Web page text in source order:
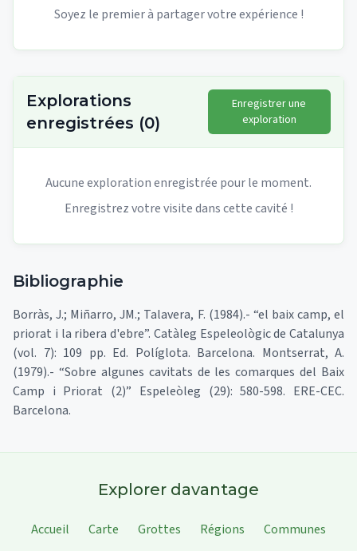
Soyez le premier à partager votre expérience !
Explorations
enregistrées (0)
Enregistrer une
exploration
Aucune exploration enregistrée pour le moment.
Enregistrez votre visite dans cette cavité !
Bibliographie
Borràs, J.; Miñarro, JM.; Talavera, F. (1984).- “el baix camp, el
priorat i la ribera d'ebre”. Catàleg Espeleològic de Catalunya
(vol. 7): 109 pp. Ed. Políglota. Barcelona. Montserrat, A.
(1979).- “Sobre algunes cavitats de les comarques del Baix
Camp i Priorat (2)” Espeleòleg (29): 580-598. ERE-CEC.
Barcelona.
Explorer davantage
Accueil Carte Grottes Régions Communes